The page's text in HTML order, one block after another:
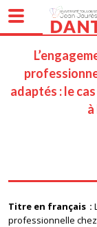
adaptés : le
Titre en français
professionnelle